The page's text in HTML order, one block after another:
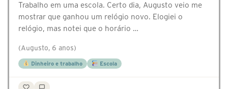
Trabalho em uma escola. Certo dia, Augusto veio me
mostrar que ganhou um relógio novo. Elogiei o
relógio, mas notei que o horário …
(Augusto, 6 anos)
Dinheiro e trabalho Escola